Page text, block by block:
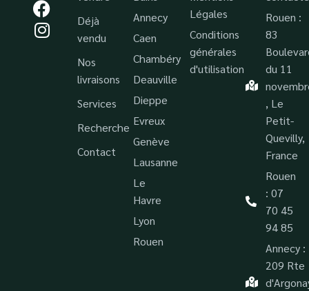
Déjà
vendu
Nos
livraisons
Services
Recherche
Contact
Annecy
Caen
Chambéry
Deauville
Dieppe
Evreux
Genève
Lausanne
Le
Havre
Lyon
Rouen
Légales
Conditions
générales
d'utilisation
Rouen :
83
du 11
, Le
Petit-
Quevilly,
France
Rouen
: 07
70 45
94 85
Annecy :
209 Rte